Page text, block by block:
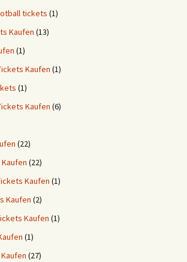
tickets (1)
Kaufen (13)
(1)
Kaufen (1)
(1)
Kaufen (6)
(22)
(22)
Kaufen (1)
Kaufen (2)
Kaufen (1)
(1)
(27)